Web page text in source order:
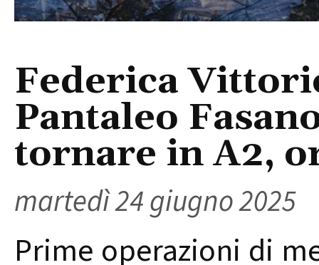
Federica
Pantaleo
tornare in A2,
martedì 24 giugno 2025
Prime operazioni di